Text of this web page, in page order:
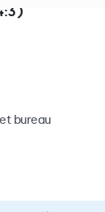
bureau